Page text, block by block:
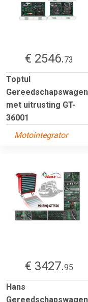
€ 2546.73
Toptul
Gereedschapswagen
met uitrusting GT-
36001
Motointegrator
€ 3427.95
Hans
Gereedschapswagen